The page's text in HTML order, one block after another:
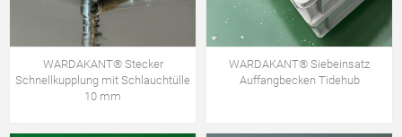
WARDAKANT® Stecker
Schnellkupplung mit Schlauchtülle
10 mm
WARDAKANT® Siebeinsatz
Auffangbecken Tidehub